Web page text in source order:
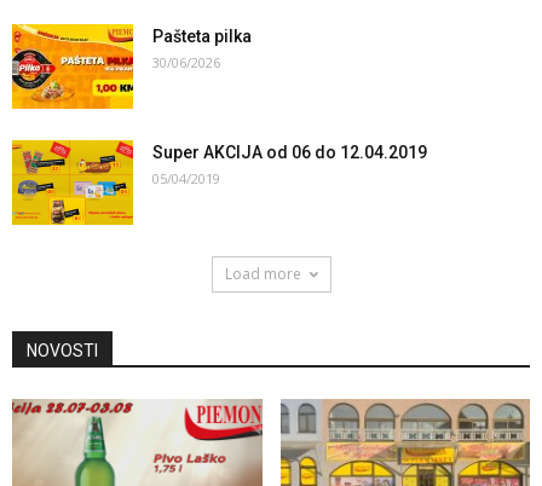
Pašteta pilka
30/06/2026
Super AKCIJA od 06 do 12.04.2019
05/04/2019
Load more
NOVOSTI